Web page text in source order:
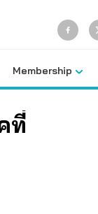
Membership
ที่